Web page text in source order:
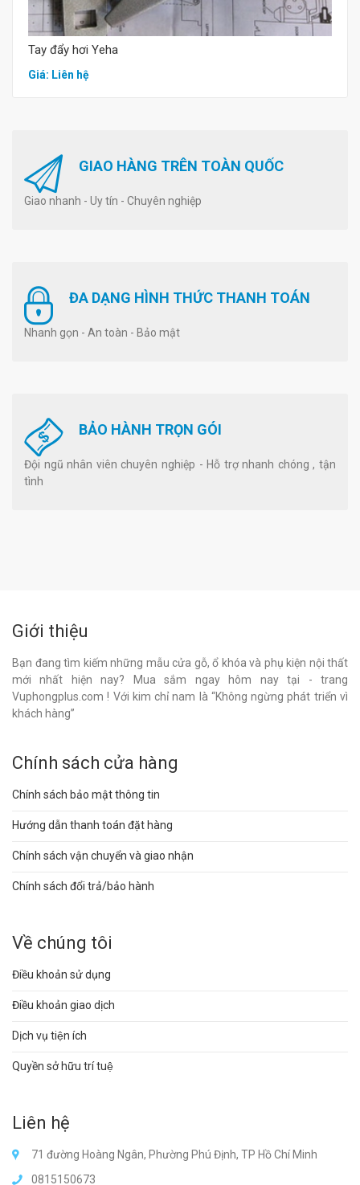
Tay đẩy hơi Yeha
Giá: Liên hệ
GIAO HÀNG TRÊN TOÀN QUỐC
Giao nhanh - Uy tín - Chuyên nghiệp
ĐA DẠNG HÌNH THỨC THANH TOÁN
Nhanh gọn - An toàn - Bảo mật
BẢO HÀNH TRỌN GÓI
Đội ngũ nhân viên chuyên nghiệp - Hỗ trợ nhanh chóng , tận
tình
Giới thiệu
Bạn đang tìm kiếm những mẫu cửa gỗ, ổ khóa và phụ kiện nội thất
mới nhất hiện nay? Mua sắm ngay hôm nay tại - trang
Vuphongplus.com ! Với kim chỉ nam là “Không ngừng phát triển vì
khách hàng”
Chính sách cửa hàng
Chính sách bảo mật thông tin
Hướng dẫn thanh toán đặt hàng
Chính sách vận chuyển và giao nhận
Chính sách đổi trả/bảo hành
Về chúng tôi
Điều khoản sử dụng
Điều khoản giao dịch
Dịch vụ tiện ích
Quyền sở hữu trí tuệ
Liên hệ
71 đường Hoàng Ngân, Phường Phú Định, TP Hồ Chí Minh
0815150673